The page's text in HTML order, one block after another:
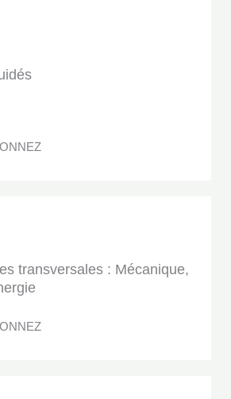
transversales : Mécanique,